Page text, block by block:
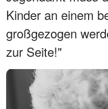
Kinder an einem
großgezogen
zur Seite!"